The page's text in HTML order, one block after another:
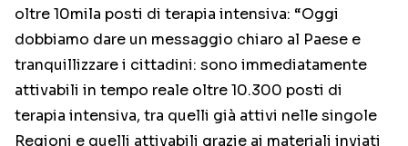
oltre 10mila posti di terapia intensiva: “Oggi
dobbiamo dare un messaggio chiaro al Paese e
tranquillizzare i cittadini: sono immediatamente
attivabili in tempo reale oltre 10.300 posti di
terapia intensiva, tra quelli già attivi nelle singole
Regioni e quelli attivabili grazie ai materiali inviati